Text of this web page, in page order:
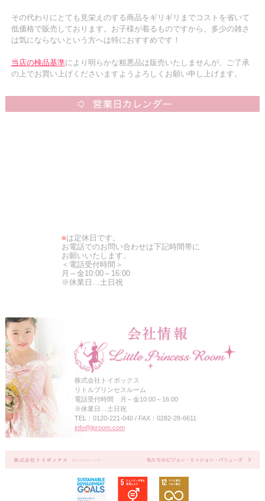
その代わりにとても見栄えのする商品をギリギリまでコストを省いて
低価格で販売しております。お子様が着るものですから、多少の雑さ
は気にならないという方へは特におすすめです！
当店の検品基準により明らかな粗悪品は販売いたしませんが、ご了承
の上でお買い上げくださいますようよろしくお願い申し上げます。
■は定休日です。
お電話でのお問い合わせは下記時間帯に
お願いいたします。
＜電話受付時間＞
月～金10:00～16:00
※休業日…土日祝
株式会社トイボックス
リトルプリンセスルーム
電話受付時間 月～金10:00～16:00
※休業日…土日祝
TEL：0120-221-040 / FAX：0282-28-6611
info@lproom.com